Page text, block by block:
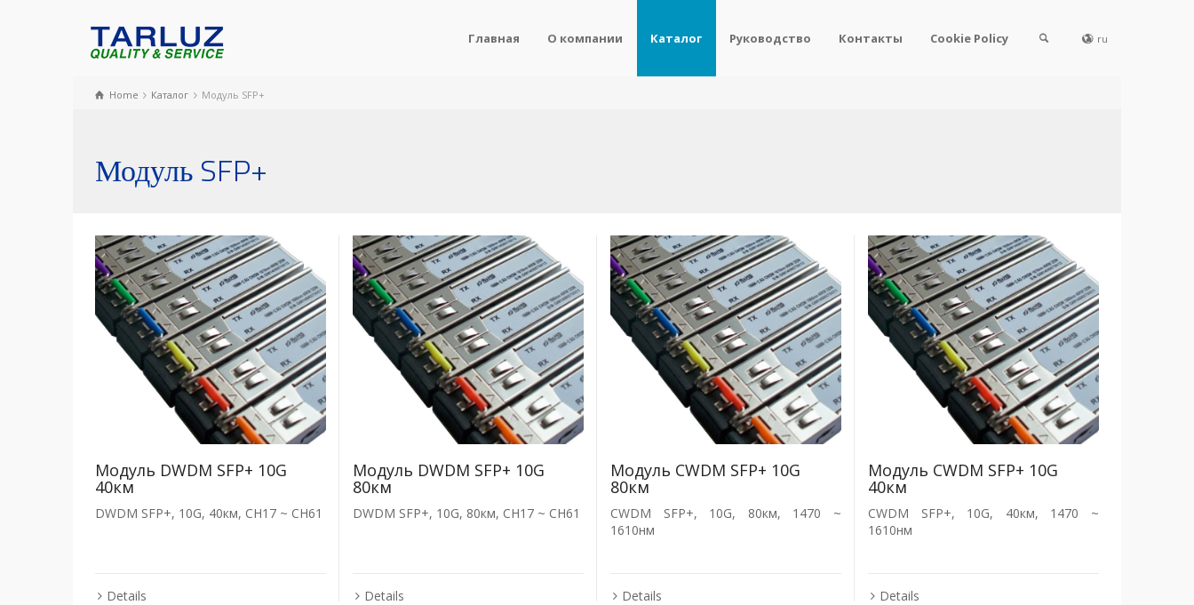
Главная О компании Каталог Руководство Контакты Cookie Policy ru
Home Каталог Модуль SFP+
Модуль SFP+
Модуль DWDM SFP+ 10G
40км
DWDM SFP+, 10G, 40км, CH17 ~ CH61
Details
Модуль DWDM SFP+ 10G
80км
DWDM SFP+, 10G, 80км, CH17 ~ CH61
Details
Модуль CWDM SFP+ 10G
80км
CWDM SFP+, 10G, 80км, 1470 ~
1610нм
Details
Модуль CWDM SFP+ 10G
40км
CWDM SFP+, 10G, 40км, 1470 ~
1610нм
Details